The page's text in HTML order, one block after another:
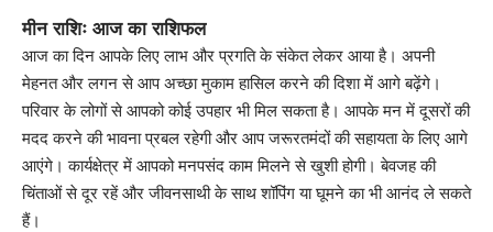
मीन राशिः आज का राशिफल
आज का दिन आपके लिए लाभ और प्रगति के संकेत लेकर आया है। अपनी
मेहनत और लगन से आप अच्छा मुकाम हासिल करने की दिशा में आगे बढ़ेंगे।
परिवार के लोगों से आपको कोई उपहार भी मिल सकता है। आपके मन में दूसरों की
मदद करने की भावना प्रबल रहेगी और आप जरूरतमंदों की सहायता के लिए आगे
आएंगे। कार्यक्षेत्र में आपको मनपसंद काम मिलने से खुशी होगी। बेवजह की
चिंताओं से दूर रहें और जीवनसाथी के साथ शॉपिंग या घूमने का भी आनंद ले सकते
हैं।